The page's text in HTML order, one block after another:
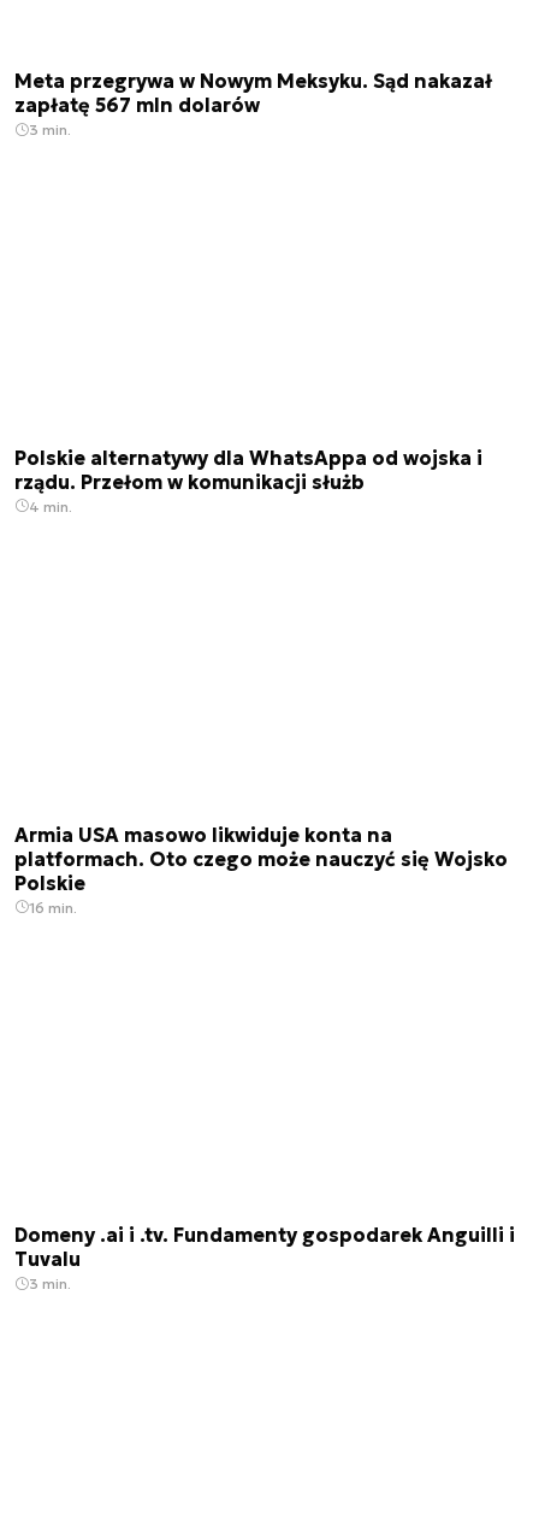
Meta przegrywa w Nowym Meksyku. Sąd nakazał
zapłatę 567 mln dolarów
3 min.
Polskie alternatywy dla WhatsAppa od wojska i
rządu. Przełom w komunikacji służb
4 min.
Armia USA masowo likwiduje konta na
platformach. Oto czego może nauczyć się Wojsko
Polskie
16 min.
Domeny .ai i .tv. Fundamenty gospodarek Anguilli i
Tuvalu
3 min.